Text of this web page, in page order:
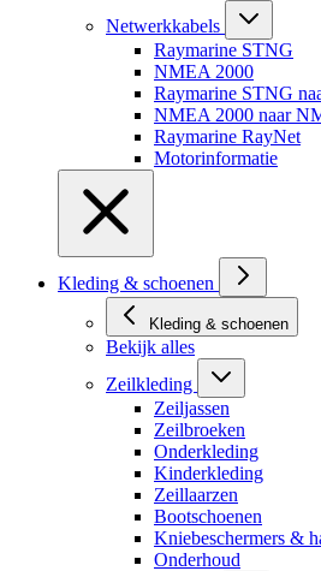
Netwerkkabels
Raymarine STNG
NMEA 2000
Raymarine STNG
NMEA 2000 naar
Raymarine RayNet
Motorinformatie
Kleding & schoenen
Kleding & schoenen
Bekijk alles
Zeilkleding
Zeiljassen
Zeilbroeken
Onderkleding
Kinderkleding
Zeillaarzen
Bootschoenen
Kniebeschermers &
Onderhoud